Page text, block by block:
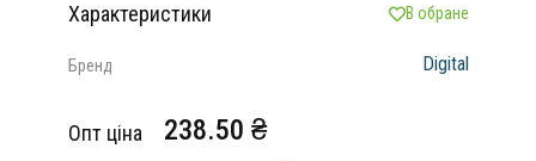
Характеристики В обране
Бренд Digital
Опт ціна 238.50 ₴